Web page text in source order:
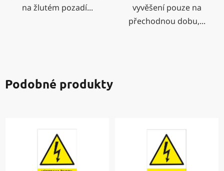
na žlutém pozadí...
vyvěšení pouze na
přechodnou dobu,...
Podobné produkty